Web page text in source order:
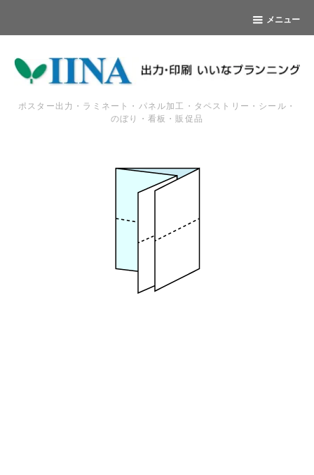
メニュー
ポスター出力・ラミネート・パネル加工・タペストリー・シール・
のぼり・看板・販促品